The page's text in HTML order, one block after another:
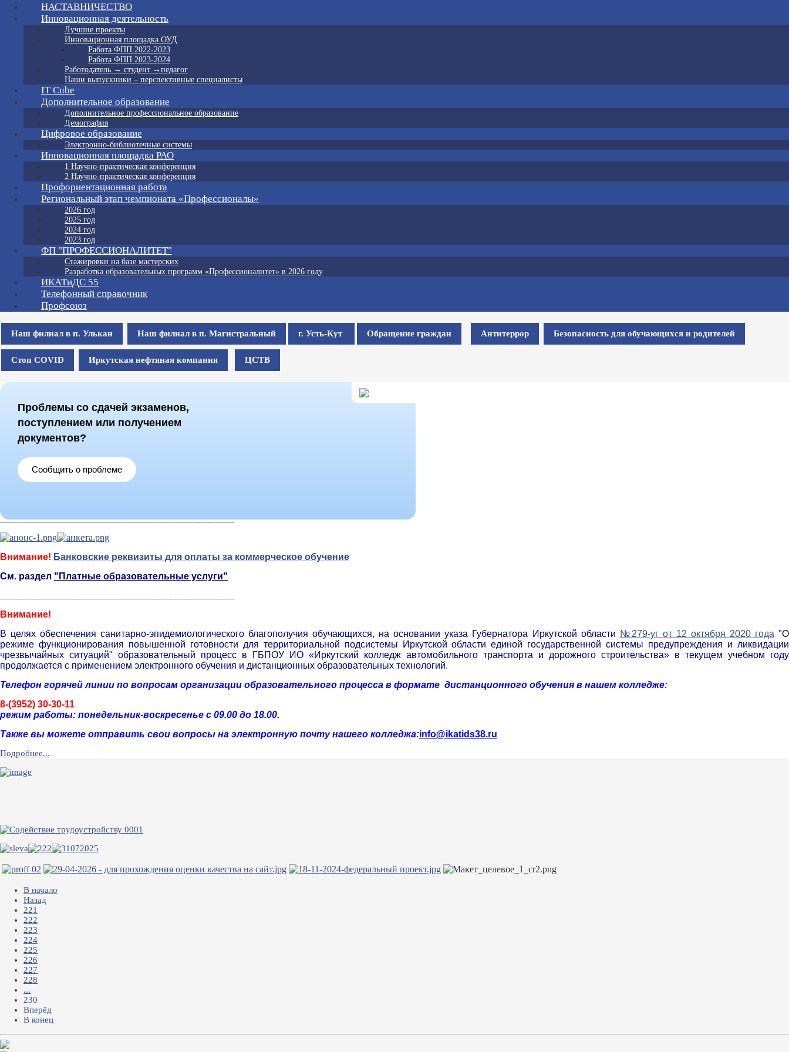
НАСТАВНИЧЕСТВО
Инновационная деятельность
Лучшие проекты
Инновационная площадка ОУД
Работа ФПП 2022-2023
Работа ФПП 2023-2024
Работодатель → студент →педагог
Наши выпускники – перспективные специалисты
IT Cube
Дополнительное образование
Дополнительное профессиональное образование
Демография
Цифровое образование
Электронно-библиотечные системы
Инновационная площадка РАО
1 Научно-практическая конференция
2 Научно-практическая конференция
Профориентационная работа
Региональный этап чемпионата «Профессионалы»
2026 год
2025 год
2024 год
2023 год
ФП "ПРОФЕССИОНАЛИТЕТ"
Стажировки на базе мастерских
Разработка образовательных программ «Профессионалитет» в 2026 году
ИКАТиДС 55
Телефонный справочник
Профсоюз
Наш филиал в п. Улькан Наш филиал в п. Магистральный г. Усть-Кут Обращение граждан Антитеррор Безопасность для обучающихся и родителей
Стоп COVID Иркутская нефтяная компания ЦСТВ
Проблемы со сдачей экзаменов,
поступлением или получением
документов?
Сообщить о проблеме
__________________________________________________
Внимание! Банковские реквизиты для оплаты за коммерческое обучение
См. раздел "Платные образовательные услуги"
Внимание!
В целях обеспечения санитарно-эпидемиологического благополучия обучающихся, на основании указа Губернатора Иркутской области №279-уг от 12 октября 2020 года "О
режиме функционирования повышенной готовности для территориальной подсистемы Иркутской области единой государственной системы предупреждения и ликвидации
чрезвычайных ситуаций" образовательный процесс в ГБПОУ ИО «Иркутский колледж автомобильного транспорта и дорожного строительства» в текущем учебном году
продолжается с применением электронного обучения и дистанционных образовательных технологий.
Телефон горячей линии по вопросам организации образовательного процесса в формате дистанционного обучения в нашем колледже:
8-(3952) 30-30-11
режим работы: понедельник-воскресенье с 09.00 до 18.00.
Также вы можете отправить свои вопросы на электронную почту нашего колледжа:info@ikatids38.ru
Подробнее...
В начало
Назад
221
222
223
224
225
226
227
228
...
230
Вперёд
В конец